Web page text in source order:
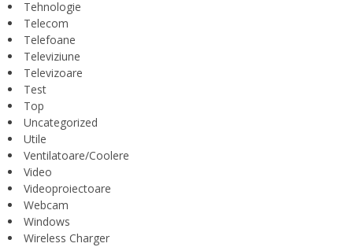
Tehnologie
Telecom
Telefoane
Televiziune
Televizoare
Test
Top
Uncategorized
Utile
Ventilatoare/Coolere
Video
Videoproiectoare
Webcam
Windows
Wireless Charger